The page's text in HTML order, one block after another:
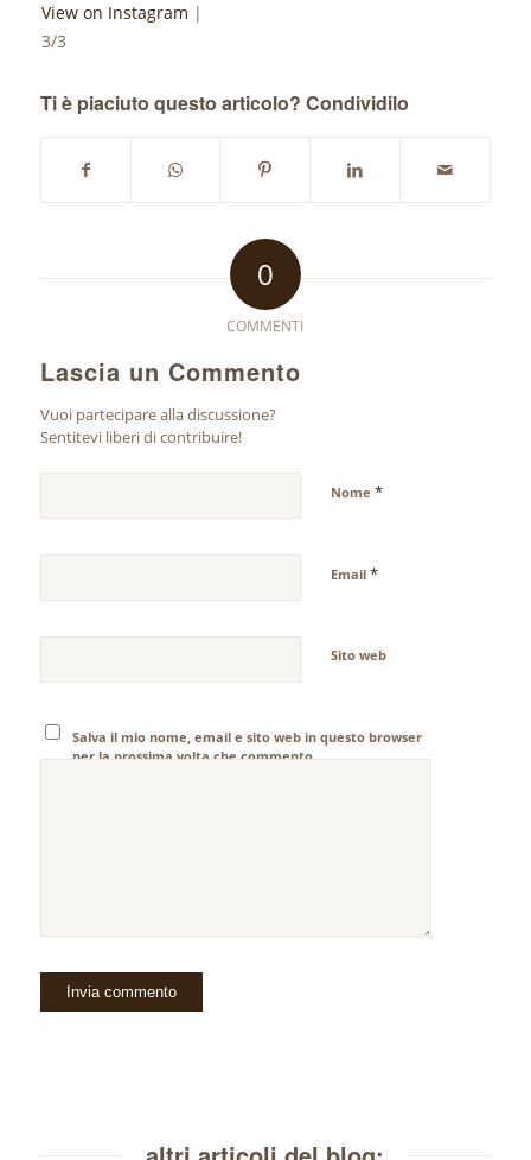
View on Instagram |
3/3
Ti è piaciuto questo articolo? Condividilo
0
COMMENTI
Lascia un Commento
Vuoi partecipare alla discussione?
Sentitevi liberi di contribuire!
Nome *
Email *
Sito web
Salva il mio nome, email e sito web in questo browser
per la prossima volta che commento.